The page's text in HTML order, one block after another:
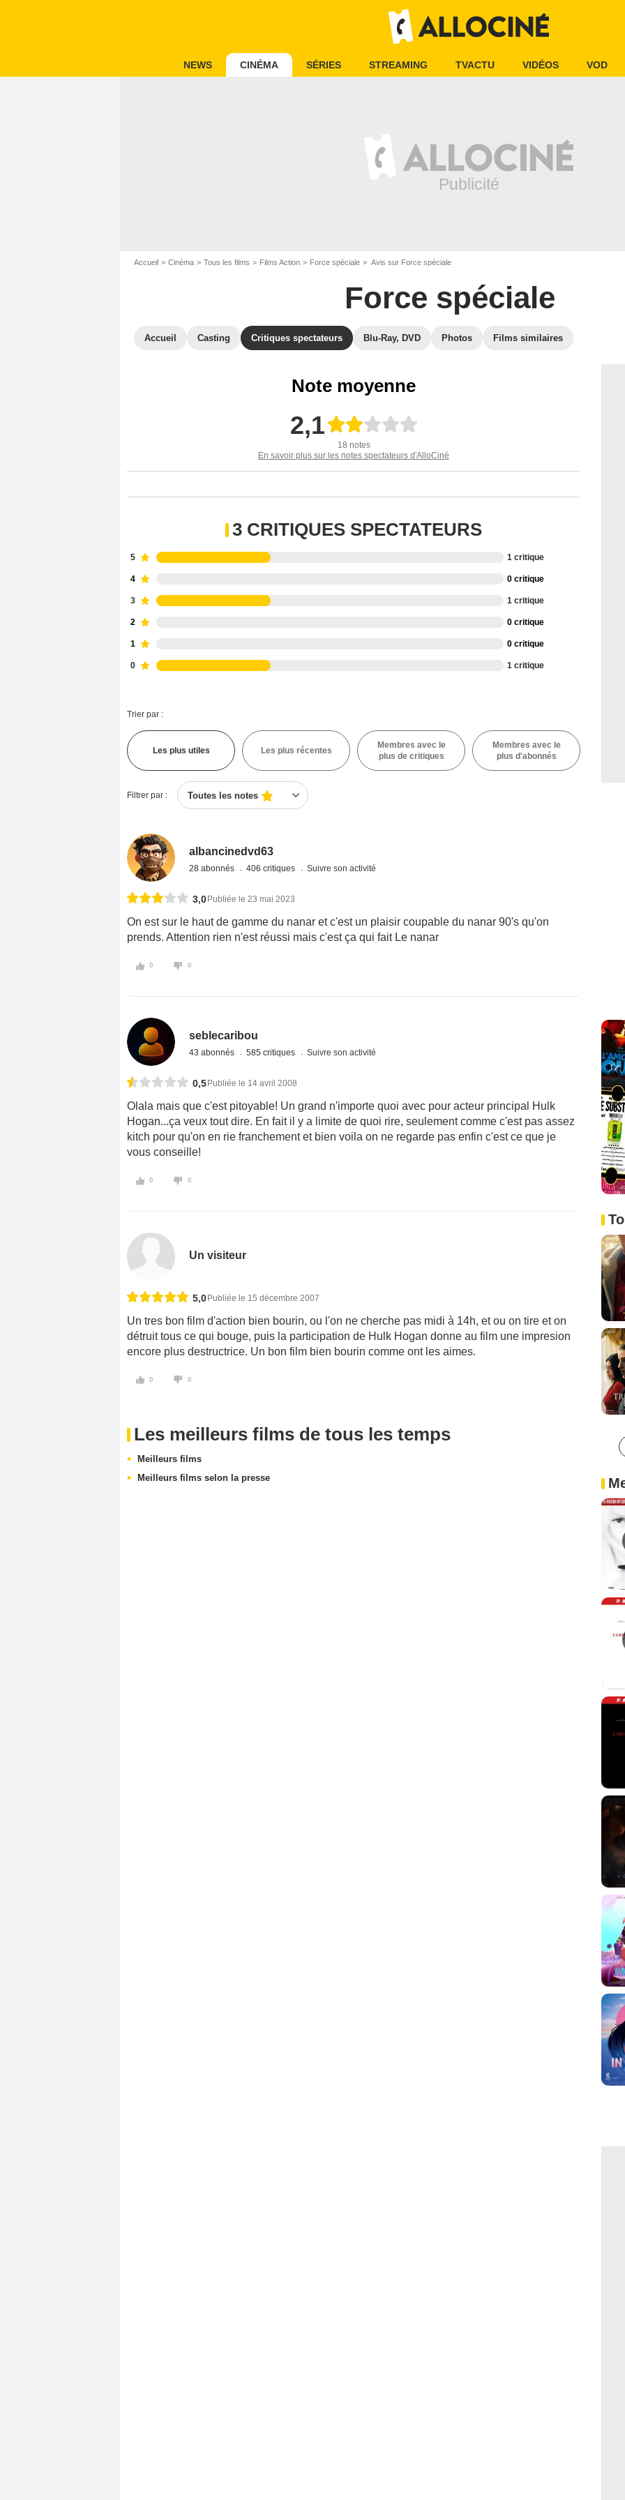
NEWS CINÉMA SÉRIES STREAMING TVACTU VIDÉOS VOD
Accueil Cinéma Tous les films Films Action Force spéciale Avis sur Force spéciale
Force spéciale
Accueil Casting Critiques spectateurs Blu-Ray, DVD Photos Films similaires
Note moyenne
2,1
18 notes
En savoir plus sur les notes spectateurs d'AlloCiné
3 CRITIQUES SPECTATEURS
5 1 critique
4 0 critique
3 1 critique
2 0 critique
1 0 critique
0 1 critique
Trier par :
Les plus utiles Les plus récentes
Membres avec le
plus de critiques
Membres avec le
plus d'abonnés
Filtrer par : Toutes les notes
albancinedvd63
28 abonnés 406 critiques Suivre son activité
3,0 Publiée le 23 mai 2023
On est sur le haut de gamme du nanar et c'est un plaisir coupable du nanar 90's qu'on
prends. Attention rien n'est réussi mais c'est ça qui fait Le nanar
0 0
seblecaribou
43 abonnés 585 critiques Suivre son activité
0,5Publiée le 14 avril 2008
Olala mais que c'est pitoyable! Un grand n'importe quoi avec pour acteur principal Hulk
Hogan...ça veux tout dire. En fait il y a limite de quoi rire, seulement comme c'est pas assez
kitch pour qu'on en rie franchement et bien voila on ne regarde pas enfin c'est ce que je
vous conseille!
0 0
Un visiteur
5,0Publiée le 15 décembre 2007
Un tres bon film d'action bien bourin, ou l'on ne cherche pas midi à 14h, et ou on tire et on
détruit tous ce qui bouge, puis la participation de Hulk Hogan donne au film une impresion
encore plus destructrice. Un bon film bien bourin comme ont les aimes.
0 0
Les meilleurs films de tous les temps
Meilleurs films
Meilleurs films selon la presse